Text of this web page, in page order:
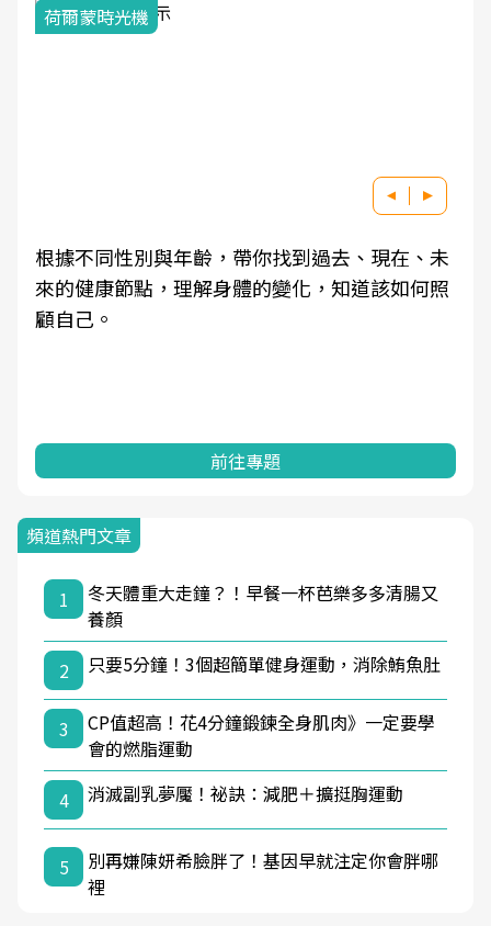
荷爾蒙時光機
根據不同性別與年齡，帶你找到過去、現在、未
來的健康節點，理解身體的變化，知道該如何照
顧自己。
前往專題
頻道熱門文章
1
冬天體重大走鐘？！早餐一杯芭樂多多清腸又
養顏
2
只要5分鐘！3個超簡單健身運動，消除鮪魚肚
3
CP值超高！花4分鐘鍛鍊全身肌肉》一定要學
會的燃脂運動
4
消滅副乳夢魘！祕訣：減肥＋擴挺胸運動
5
別再嫌陳妍希臉胖了！基因早就注定你會胖哪
裡